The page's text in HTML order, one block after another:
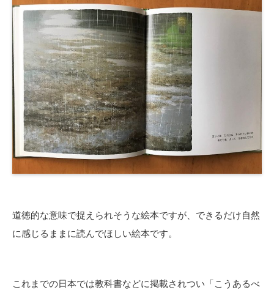
道徳的な意味で捉えられそうな絵本ですが、できるだけ自然
に感じるままに読んでほしい絵本です。
これまでの日本では教科書などに掲載されつい「こうあるべ